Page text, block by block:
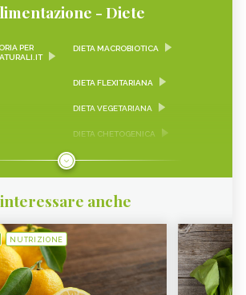
- Diete
PER
DIETA MACROBIOTICA
DIETA FLEXITARIANA
DIETA VEGETARIANA
DIETA CHETOGENICA
DIETA CHENOT
DIETA SENZA MUCO
DIETA SCARSDALE
anche
NUTRIZIONE